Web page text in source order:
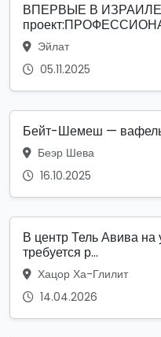
ВПЕРВЫЕ В
Эйлат
05.11.2025
Бейт-Шемеш —
Беэр Шева
16.10.2025
В центр Тель Авива
требуется р...
Хацор Ха-Глилит
14.04.2026